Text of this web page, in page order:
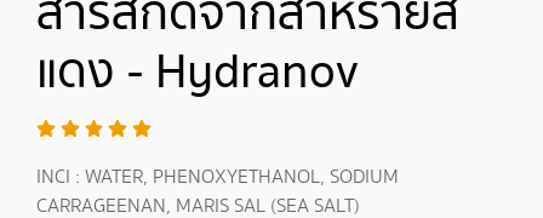
สารสกัดจากสาหร่ายสี
แดง - Hydranov
INCI : WATER, PHENOXYETHANOL, SODIUM
CARRAGEENAN, MARIS SAL (SEA SALT)